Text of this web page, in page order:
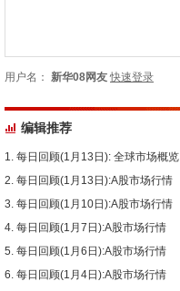
用户名： 新华08网友 快速登录
编辑推荐
每日回顾(1月13日): 全球市场概览
每日回顾(1月13日):A股市场行情
每日回顾(1月10日):A股市场行情
每日回顾(1月7日):A股市场行情
每日回顾(1月6日):A股市场行情
每日回顾(1月4日):A股市场行情